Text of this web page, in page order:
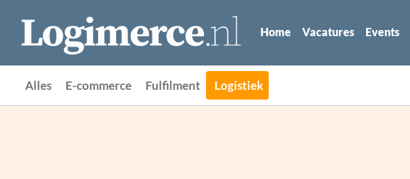
Home Vacatures Events
Alles E-commerce Fulfilment Logistiek